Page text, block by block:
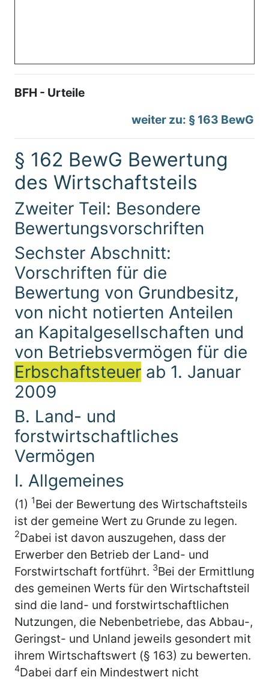
BFH - Urteile
weiter zu: § 163 BewG
§ 162 BewG Bewertung
des Wirtschaftsteils
Zweiter Teil: Besondere
Bewertungsvorschriften
Sechster Abschnitt:
Vorschriften für die
Bewertung von Grundbesitz,
von nicht notierten Anteilen
an Kapitalgesellschaften und
von Betriebsvermögen für die
Erbschaftsteuer ab 1. Januar
2009
B. Land- und
forstwirtschaftliches
Vermögen
I. Allgemeines
(1) 1Bei der Bewertung des Wirtschaftsteils
ist der gemeine Wert zu Grunde zu legen.
2Dabei ist davon auszugehen, dass der
Erwerber den Betrieb der Land- und
Forstwirtschaft fortführt. 3Bei der Ermittlung
des gemeinen Werts für den Wirtschaftsteil
sind die land- und forstwirtschaftlichen
Nutzungen, die Nebenbetriebe, das Abbau-,
Geringst- und Unland jeweils gesondert mit
ihrem Wirtschaftswert (§ 163) zu bewerten.
4Dabei darf ein Mindestwert nicht